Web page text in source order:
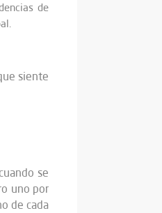
de
siente
se
uno por
de cada